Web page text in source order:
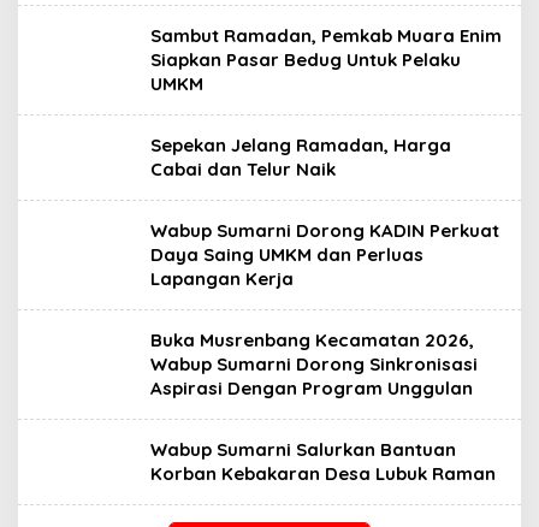
Sambut Ramadan, Pemkab Muara Enim
Siapkan Pasar Bedug Untuk Pelaku
UMKM
Sepekan Jelang Ramadan, Harga
Cabai dan Telur Naik
Wabup Sumarni Dorong KADIN Perkuat
Daya Saing UMKM dan Perluas
Lapangan Kerja
Buka Musrenbang Kecamatan 2026,
Wabup Sumarni Dorong Sinkronisasi
Aspirasi Dengan Program Unggulan
Wabup Sumarni Salurkan Bantuan
Korban Kebakaran Desa Lubuk Raman